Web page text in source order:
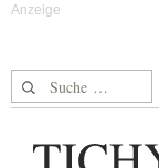
Suche nach: